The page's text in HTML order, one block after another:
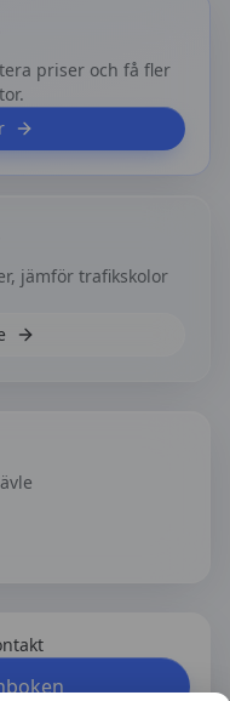
priser och få fler
jämför trafikskolor